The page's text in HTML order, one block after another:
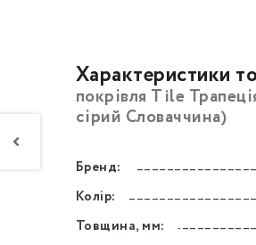
Характеристики
покрівля Tile
сірий Словаччина)
Бренд:
Колір:
Товщина, мм: